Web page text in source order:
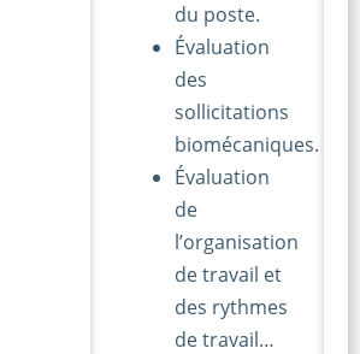
du poste.
Évaluation
des
sollicitations
biomécaniques.
Évaluation
de
l’organisation
de travail et
des rythmes
de travail…